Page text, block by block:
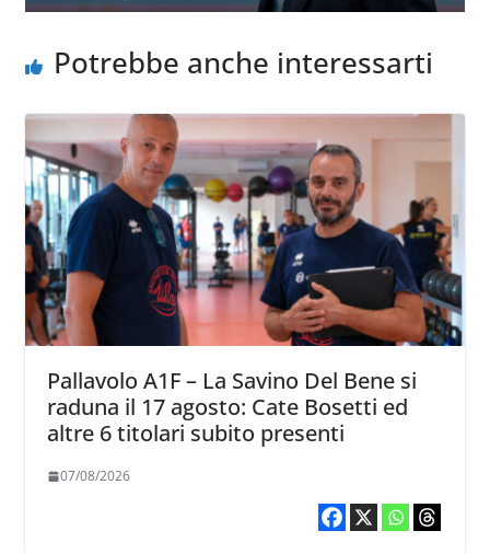
Potrebbe anche interessarti
Pallavolo A1F – La Savino Del Bene si
raduna il 17 agosto: Cate Bosetti ed
altre 6 titolari subito presenti
07/08/2026